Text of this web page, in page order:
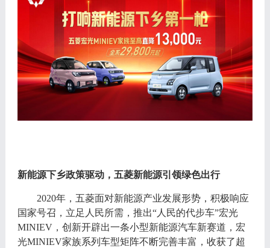
新能源下乡政策驱动，五菱新能源引领绿色出行
2020年，五菱面对新能源产业发展形势，积极响应
国家号召，立足人民所需，推出“人民的代步车”宏光
MINIEV，创新开辟出一条小型新能源汽车新赛道，宏
光MINIEV家族系列车型矩阵不断完善丰富，收获了超